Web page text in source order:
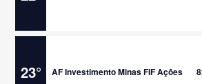
23° AF Investimento Minas FIF Ações